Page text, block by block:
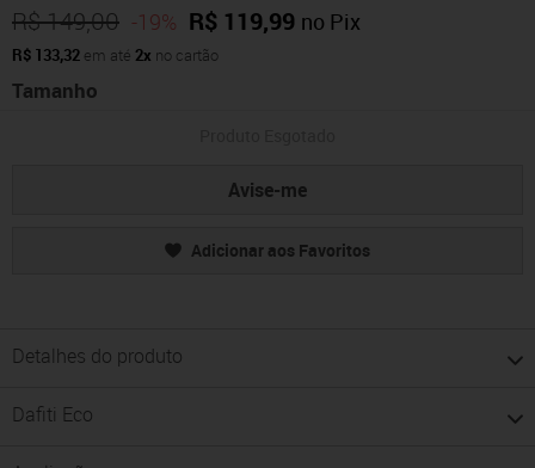
R$ 149,00 -19% R$ 119,99 no Pix
R$ 133,32 em até 2x no cartão
Tamanho
Avise-me
Adicionar aos Favoritos
Detalhes do produto
Dafiti Eco